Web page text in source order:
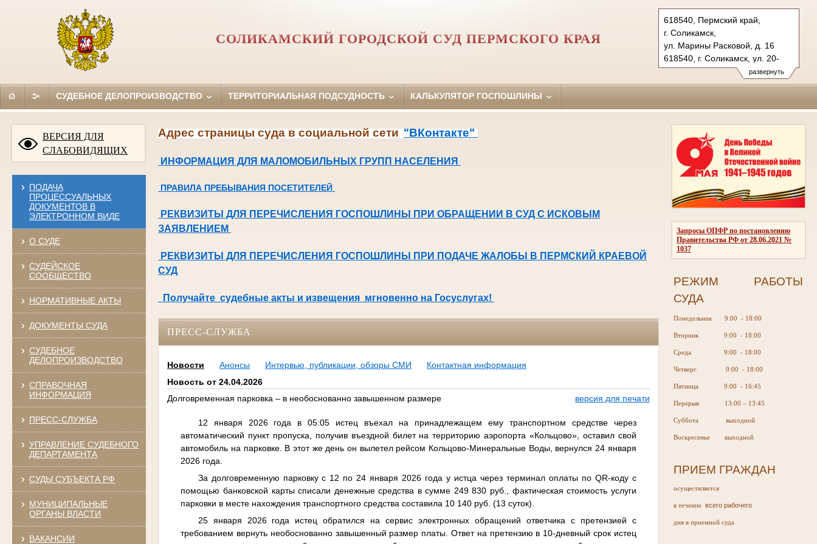
развернуть
618540, Пермский край,
г. Соликамск,
ул. Марины Расковой, д. 16
618540, г. Соликамск, ул. 20-
летия Победы, д. 155
solikamsky.perm@sudrf.ru
СОЛИКАМСКИЙ ГОРОДСКОЙ СУД ПЕРМСКОГО КРАЯ
СУДЕБНОЕ ДЕЛОПРОИЗВОДСТВО ТЕРРИТОРИАЛЬНАЯ ПОДСУДНОСТЬ КАЛЬКУЛЯТОР ГОСПОШЛИНЫ
ВЕРСИЯ ДЛЯ
СЛАБОВИДЯЩИХ
ПОДАЧА
ПРОЦЕССУАЛЬНЫХ
ДОКУМЕНТОВ В
ЭЛЕКТРОННОМ ВИДЕ
О СУДЕ
СУДЕЙСКОЕ
СООБЩЕСТВО
НОРМАТИВНЫЕ АКТЫ
ДОКУМЕНТЫ СУДА
СУДЕБНОЕ
ДЕЛОПРОИЗВОДСТВО
СПРАВОЧНАЯ
ИНФОРМАЦИЯ
ПРЕСС-СЛУЖБА
УПРАВЛЕНИЕ СУДЕБНОГО
ДЕПАРТАМЕНТА
СУДЫ СУБЪЕКТА РФ
МУНИЦИПАЛЬНЫЕ
ОРГАНЫ ВЛАСТИ
ВАКАНСИИ
Запросы ОПФР по постановлению
Правительства РФ от 28.06.2021 №
1037
РЕЖИМ РАБОТЫ
СУДА
Понедельник 9:00 - 18:00
Вторник 9:00 - 18:00
Среда 9:00 - 18:00
Четверг 9:00 - 18:00
Пятница 9:00 - 16:45
Перерыв 13:00 – 13:45
Суббота выходной
Воскресенье выходной
ПРИЕМ ГРАЖДАН
осуществляется
в течение всего рабочего
дня в приемной суда
Адрес страницы суда в социальной сети "ВКонтакте"
ИНФОРМАЦИЯ ДЛЯ МАЛОМОБИЛЬНЫХ ГРУПП НАСЕЛЕНИЯ
ПРАВИЛА ПРЕБЫВАНИЯ ПОСЕТИТЕЛЕЙ
РЕКВИЗИТЫ ДЛЯ ПЕРЕЧИСЛЕНИЯ ГОСПОШЛИНЫ ПРИ ОБРАЩЕНИИ В СУД С ИСКОВЫМ
ЗАЯВЛЕНИЕМ
РЕКВИЗИТЫ ДЛЯ ПЕРЕЧИСЛЕНИЯ ГОСПОШЛИНЫ ПРИ ПОДАЧЕ ЖАЛОБЫ В ПЕРМСКИЙ КРАЕВОЙ
СУД
Получайте судебные акты и извещения мгновенно на Госуслугах!
ПРЕСС-СЛУЖБА
Новости Анонсы Интервью, публикации, обзоры СМИ
Контактная информация
Новость от 24.04.2026
Долговременная парковка – в необоснованно завышенном размере
версия для печати
12 января 2026 года в 05:05 истец въехал на принадлежащем ему транспортном средстве через
автоматический пункт пропуска, получив въездной билет на территорию аэропорта «Кольцово», оставил свой
автомобиль на парковке. В этот же день он вылетел рейсом Кольцово-Минеральные Воды, вернулся 24 января
2026 года.
За долговременную парковку с 12 по 24 января 2026 года у истца через терминал оплаты по QR-коду с
помощью банковской карты списали денежные средства в сумме 249 830 руб., фактическая стоимость услуги
парковки в месте нахождения транспортного средства составила 10 140 руб. (13 суток).
25 января 2026 года истец обратился на сервис электронных обращений ответчика с претензией с
требованием вернуть необоснованно завышенный размер платы. Ответ на претензию в 10-дневный срок истец